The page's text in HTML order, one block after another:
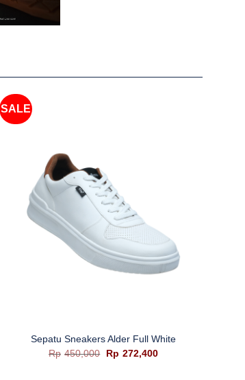
SALE
Sepatu Sneakers Alder Full White
Rp 450,000
Harga
aslinya
Rp 272,400Harga